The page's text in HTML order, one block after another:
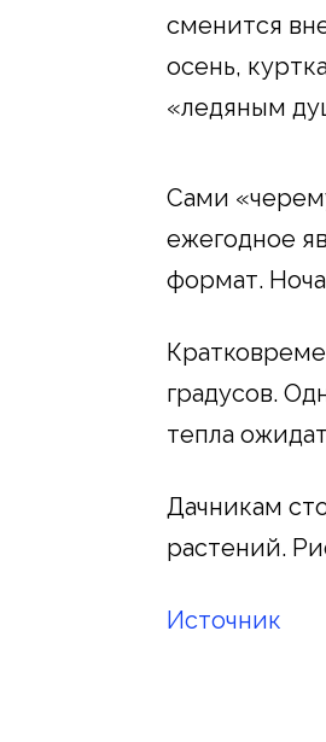
сменится
осень,
«ледяным
Сами
ежегодное
формат.
градусов.
тепла
Дачникам
растений.
Источник